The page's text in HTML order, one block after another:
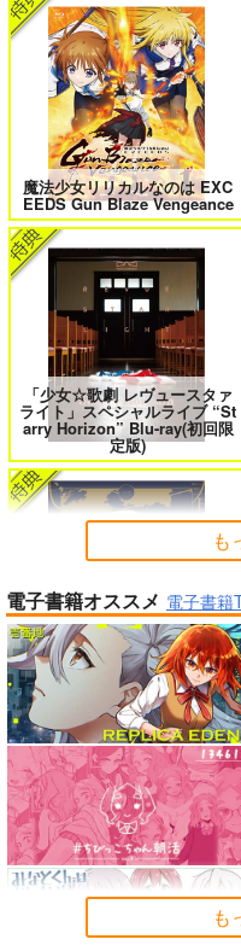
黒白のアヴェスター 3
神座万象・第十四機
2,178円（税込）
オリジナル
サンプル
カート
＃ラブコメ好きとこっそり繋がりた
い
女友達は頼めば意外とヤらせてくれ
る 8
よくある令嬢転生だと思ったのに 5
泊めたら懐かれた
人狼機ウィンヴルガ ー叛逆篇ー 5
理想の彼女 3
魔法少女リリカルなのは EXC
EEDS Gun Blaze Vengeance
「少女☆歌劇 レヴュースタァ
ライト」スペシャルライブ “St
arry Horizon” Blu-ray(初回限
定版)
春夏秋冬代行者 春の舞
も
電子書籍オススメ 電子書籍
も